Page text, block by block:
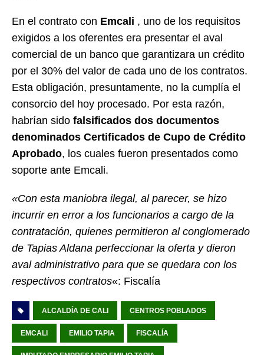
En el contrato con Emcali , uno de los requisitos
exigidos a los oferentes era presentar el aval
comercial de un banco que garantizara un crédito
por el 30% del valor de cada uno de los contratos.
Esta obligación, presuntamente, no la cumplía el
consorcio del hoy procesado. Por esta razón,
habrían sido falsificados dos documentos
denominados Certificados de Cupo de Crédito
Aprobado, los cuales fueron presentados como
soporte ante Emcali.
«Con esta maniobra ilegal, al parecer, se hizo
incurrir en error a los funcionarios a cargo de la
contratación, quienes permitieron al conglomerado
de Tapias Aldana perfeccionar la oferta y dieron
aval administrativo para que se quedara con los
respectivos contratos«: Fiscalía
ALCALDÍA DE CALI CENTROS POBLADOS
EMCALI EMILIO TAPIA FISCALÍA